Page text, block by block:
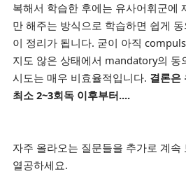
복해서 학습한 후에는 유사어휘군에
만 해주는 방식으로 학습하면 쉽게
이 정리가 됩니다. 굳이 아직
지도 않은 상태에서 mandatory의 동
시도는 매우 비효율적입니다. 결론은
최소 2~3회독 이후부터....
자주 올라오는 질문들을 추가로 계속
열공하세요.